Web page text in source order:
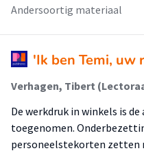
Andersoortig materiaal
'Ik ben Temi, uw
De werkdruk in winkels is
toegenomen.
personeelstekorten zetten